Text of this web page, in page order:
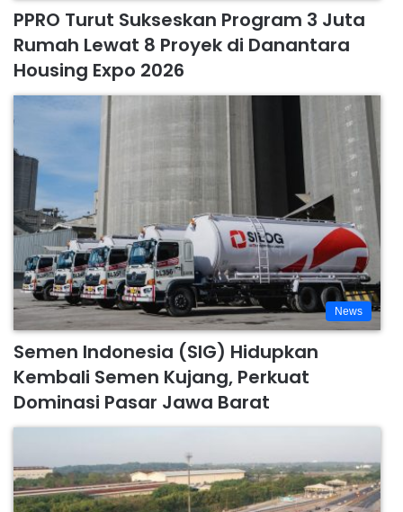
PPRO Turut Sukseskan Program 3 Juta
Rumah Lewat 8 Proyek di Danantara
Housing Expo 2026
News
Semen Indonesia (SIG) Hidupkan
Kembali Semen Kujang, Perkuat
Dominasi Pasar Jawa Barat